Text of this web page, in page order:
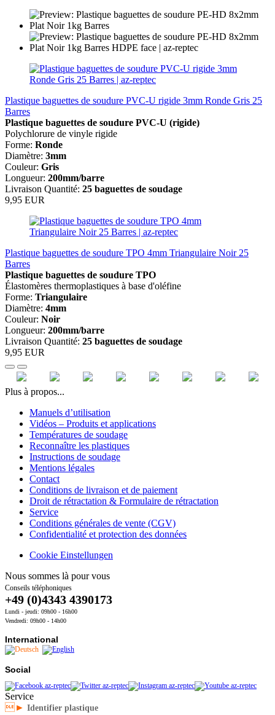
Plastique baguettes de soudure PVC-U rigide 3mm Ronde Gris 25
Barres
Plastique baguettes de soudure PVC-U (rigide)
Polychlorure de vinyle rigide
Forme: Ronde
Diamètre: 3mm
Couleur: Gris
Longueur: 200mm/barre
Livraison Quantité: 25 baguettes de soudage
9,95 EUR
Plastique baguettes de soudure TPO 4mm Triangulaire Noir 25
Barres
Plastique baguettes de soudure TPO
Élastomères thermoplastiques à base d'oléfine
Forme: Triangulaire
Diamètre: 4mm
Couleur: Noir
Longueur: 200mm/barre
Livraison Quantité: 25 baguettes de soudage
9,95 EUR
Plus à propos...
Manuels d’utilisation
Vidéos – Produits et applications
Températures de soudage
Reconnaître les plastiques
Instructions de soudage
Mentions légales
Contact
Conditions de livraison et de paiement
Droit de rétractation & Formulaire de rétractation
Service
Conditions générales de vente (CGV)
Confidentialité et protection des données
Cookie Einstellungen
Nous sommes là pour vous
Conseils téléphoniques
+49 (0)4343 4390173
Lundi - jeudi: 09h00 - 16h00
Vendredi: 09h00 - 14h00
International
Social
Service
► Identifier plastique